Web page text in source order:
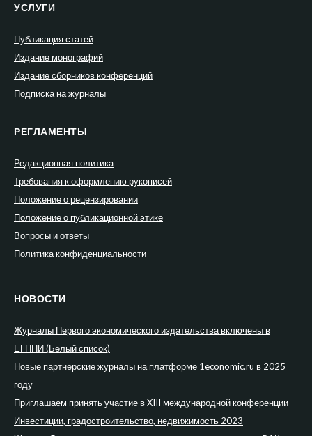
УСЛУГИ
Публикация статей
Издание монографий
Издание сборников конференций
Подписка на журналы
РЕГЛАМЕНТЫ
Редакционная политика
Требования к оформлению рукописей
Положение о рецензировании
Положение о публикационной этике
Вопросы и ответы
Политика конфиденциальности
НОВОСТИ
Журналы Первого экономического издательства включены в
ЕГПНИ (Белый список)
Новые партнерские журналы на платформе 1economic.ru в 2025
году
Приглашаем принять участие в XIII международной конференции
Инвестиции, градостроительство, недвижимость 2023